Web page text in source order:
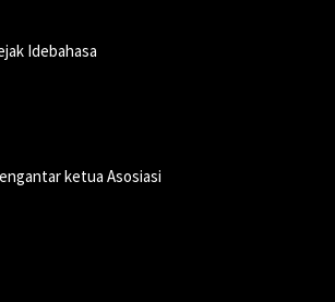
Idebahasa
ketua Asosiasi